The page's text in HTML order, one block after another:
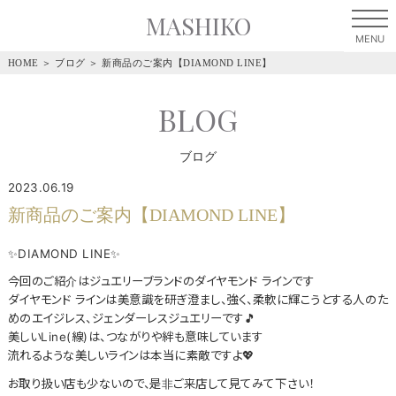
MASHIKO
HOME ＞ ブログ ＞ 新商品のご案内【DIAMOND LINE】
BLOG
ブログ
2023.06.19
新商品のご案内【DIAMOND LINE】
✨DIAMOND LINE✨
今回のご紹介はジュエリーブランドのダイヤモンド ラインです
ダイヤモンド ラインは美意識を研ぎ澄まし、強く、柔軟に輝こうとする人のた
めのエイジレス、ジェンダーレスジュエリーです🎵
美しいLine(線)は、つながりや絆も意味しています
流れるような美しいラインは本当に素敵ですよ💖
お取り扱い店も少ないので、是非ご来店して見てみて下さい！